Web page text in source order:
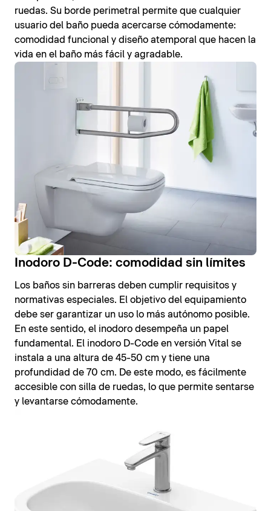
ruedas. Su borde perimetral permite que cualquier
usuario del baño pueda acercarse cómodamente:
comodidad funcional y diseño atemporal que hacen la
vida en el baño más fácil y agradable.
Inodoro D-Code: comodidad sin límites
Los baños sin barreras deben cumplir requisitos y
normativas especiales. El objetivo del equipamiento
debe ser garantizar un uso lo más autónomo posible.
En este sentido, el inodoro desempeña un papel
fundamental. El inodoro D-Code en versión Vital se
instala a una altura de 45-50 cm y tiene una
profundidad de 70 cm. De este modo, es fácilmente
accesible con silla de ruedas, lo que permite sentarse
y levantarse cómodamente.